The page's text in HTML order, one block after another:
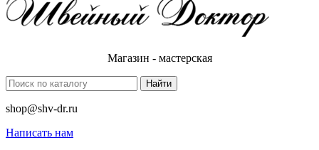
Магазин - мастерская
Найти
shop@shv-dr.ru
Написать нам